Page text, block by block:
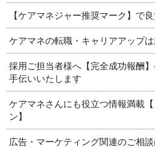
【ケアマネジャー推奨マーク】で
ケアマネの転職・キャリアアップ
採用ご担当者様へ【完全成功報酬
手伝いいたします
ケアマネさんにも役立つ情報満載
ン】
広告・マーケティング関連のご相